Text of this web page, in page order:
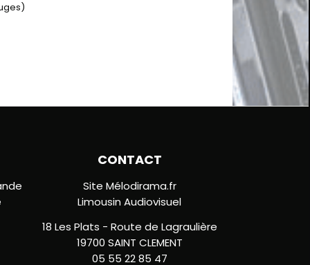
CONTACT
Site Mélodirama.fr
Limousin Audiovisuel
18 Les Plats - Route de Lagraulière
19700 SAINT CLEMENT
05 55 22 85 47